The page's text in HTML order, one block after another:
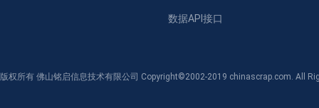
数据API接口
版权所有 佛山铭启信息技术有限公司 Copyright©2002-2019 chinascrap.com. All